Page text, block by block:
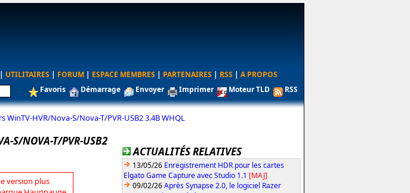
| UTILITAIRES | FORUM | ESPACE MEMBRES | PARTENAIRES | RSS | A PROPOS
Favoris Démarrage Envoyer Imprimer Moteur TLD RSS
WinTV-HVR/Nova-S/Nova-T/PVR-USB2 3.4B WHQL
S/NOVA-T/PVR-USB2
version plus
ACTUALITÉS RELATIVES
13/05/26 Enregistrement HDR pour les cartes
Elgato Game Capture avec Studio 1.1 [MAJ]
09/02/26Après Synapse 2.0, le logiciel Razer